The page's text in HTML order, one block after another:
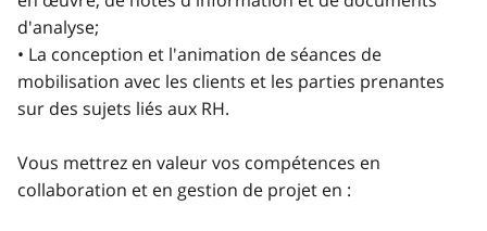
d'analyse;
• La conception et l'animation de séances de
mobilisation avec les clients et les parties prenantes
sur des sujets liés aux RH.
Vous mettrez en valeur vos compétences en
collaboration et en gestion de projet en :